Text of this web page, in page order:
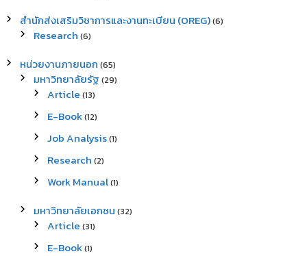
สำนักส่งเสริมวิชาการและงานทะเบียน (OREG)(6)
Research (6)
หน่วยงานภายนอก (65)
มหาวิทยาลัยรัฐ (29)
Article (13)
E-Book(12)
Job Analysis(1)
Research (2)
Work Manual(1)
มหาวิทยาลัยเอกชน (32)
Article (31)
E-Book(1)